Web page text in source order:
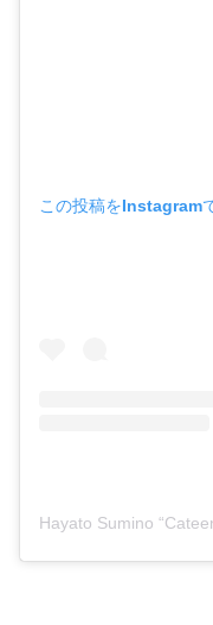
この投稿をInstagram